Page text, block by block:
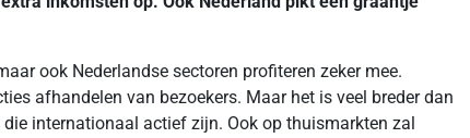
ook Nederlandse sectoren profiteren zeker mee.
afhandelen van bezoekers. Maar het is veel breder dan
internationaal actief zijn. Ook op thuismarkten zal